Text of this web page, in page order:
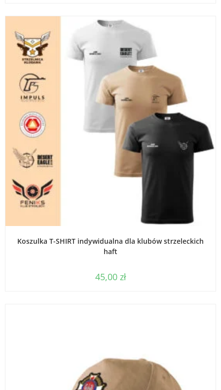
Koszulka T-SHIRT indywidualna dla klubów strzeleckich
haft
45,00 zł